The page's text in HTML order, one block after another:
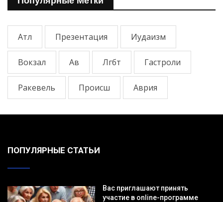
Атл Презентация Иудаизм
Вокзал Ав Лгбт Гастроли
Ракевель Происш Аврия
ПОПУЛЯРНЫЕ СТАТЬИ
Вас приглашают принять
участие в online-программе